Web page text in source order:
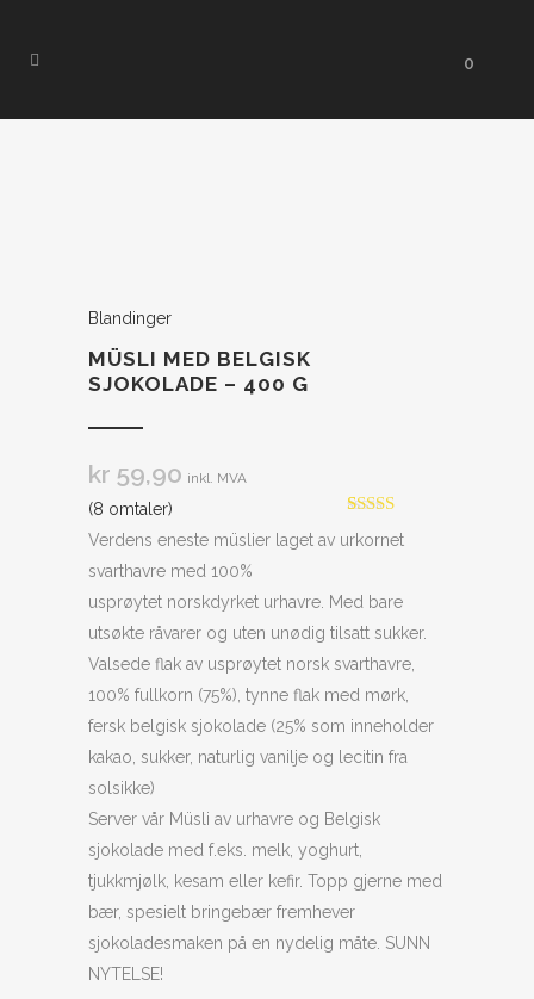
0
Blandinger
MÜSLI MED BELGISK
SJOKOLADE – 400 G
kr 59,90 inkl. MVA
Vurdert
av 5 basert
(8 omtaler)
Verdens eneste müslier laget av urkornet
svarthavre med 100%
usprøytet norskdyrket urhavre. Med bare
utsøkte råvarer og uten unødig tilsatt sukker.
Valsede flak av usprøytet norsk svarthavre,
100% fullkorn (75%), tynne flak med mørk,
fersk belgisk sjokolade (25% som inneholder
kakao, sukker, naturlig vanilje og lecitin fra
solsikke)
Server vår Müsli av urhavre og Belgisk
sjokolade med f.eks. melk, yoghurt,
tjukkmjølk, kesam eller kefir. Topp gjerne med
bær, spesielt bringebær fremhever
sjokoladesmaken på en nydelig måte. SUNN
NYTELSE!